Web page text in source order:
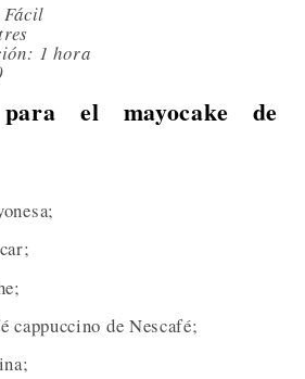
1 hora
para el mayocake de
cappuccino de Nescafé;